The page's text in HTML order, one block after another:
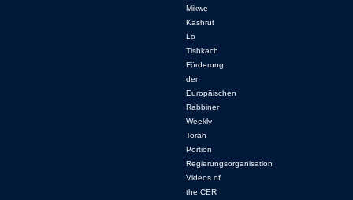
Mikwe
Kashrut
Lo
Tishkach
Förderung
der
Europäischen
Rabbiner
Weekly
Torah
Portion
Regierungsorganisation
Videos of
the CER